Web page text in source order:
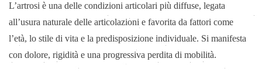
L’artrosi è una delle condizioni articolari più diffuse, legata
all’usura naturale delle articolazioni e favorita da fattori come
l’età, lo stile di vita e la predisposizione individuale. Si manifesta
con dolore, rigidità e una progressiva perdita di mobilità.